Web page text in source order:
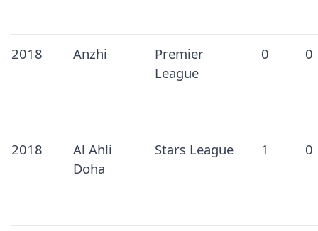
2018 Anzhi
Premier
League
0 0
2018
Al Ahli
Doha
Stars League 1 0